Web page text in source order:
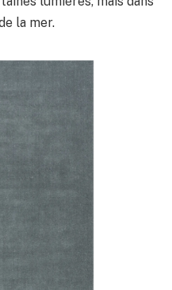
la mer.